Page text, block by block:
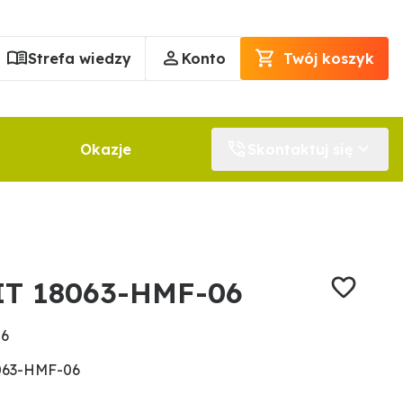
Strefa wiedzy Konto Twój koszyk
Okazje
18063-HMF-06
HMF-06